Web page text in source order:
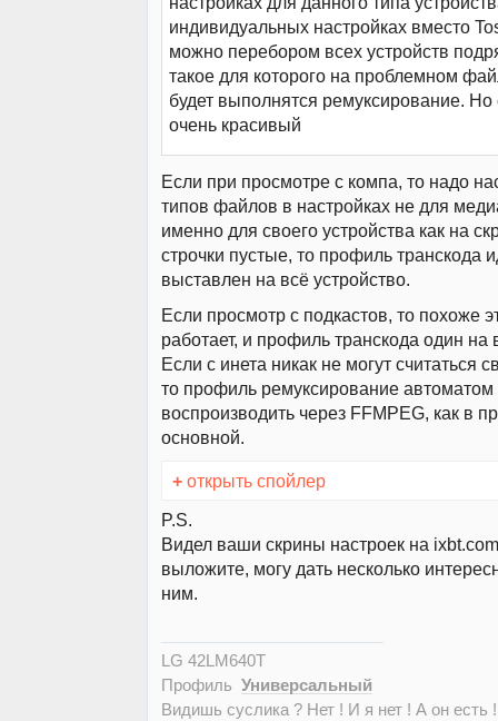
индивидуальных настройках вместо
можно перебором всех устройств
такое для которого на проблемном
будет выполнятся ремуксирование.
очень красивый
Если при просмотре с компа, то надо
типов файлов в настройках не для
именно для своего устройства как на
строчки пустые, то профиль транскода
выставлен на всё устройство.
Если просмотр с подкастов, то похоже
работает, и профиль транскода один на
Если с инета никак не могут считаться
то профиль ремуксирование автоматом
воспроизводить через FFMPEG, как в
основной.
+ открыть спойлер
P.S.
Видел ваши скрины настроек на
выложите, могу дать несколько
ним.
LG 42LM640T
Профиль Универсальный
Видишь суслика ? Нет ! И я нет ! А он есть